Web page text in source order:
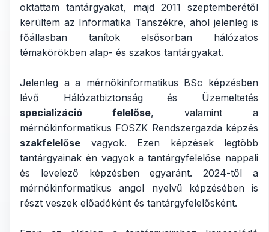
oktattam tantárgyakat, majd 2011 szeptemberétől
kerültem az Informatika Tanszékre, ahol jelenleg is
főállasban tanítok elsősorban hálózatos
témakörökben alap- és szakos tantárgyakat.
Jelenleg a a mérnökinformatikus BSc képzésben
lévő Hálózatbiztonság és Üzemeltetés
specializáció felelőse, valamint a
mérnökinformatikus FOSZK Rendszergazda képzés
szakfelelőse vagyok. Ezen képzések legtöbb
tantárgyainak én vagyok a tantárgyfelelőse nappali
és levelező képzésben egyaránt. 2024-től a
mérnökinformatikus angol nyelvű képzésében is
részt veszek előadóként és tantárgyfelelősként.